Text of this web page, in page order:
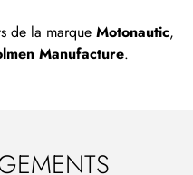
de la marque Motonautic,
Manufacture.